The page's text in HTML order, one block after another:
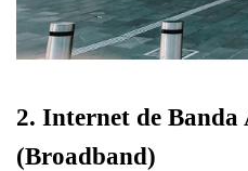
2. Internet de Banda
(Broadband)